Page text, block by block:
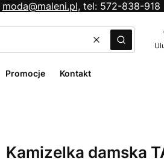
moda@maleni.pl,tel: 572-838-918
WyczyśćSzukaj
Promocje Kontakt
Kamizelka damska